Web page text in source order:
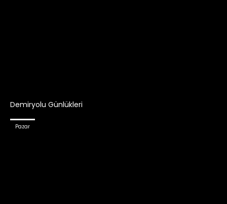
Demiryolu Günlükleri
Pazar